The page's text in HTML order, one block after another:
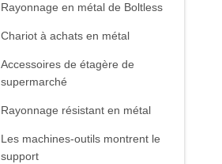
Rayonnage en métal de Boltless
Chariot à achats en métal
Accessoires de étagère de
supermarché
Rayonnage résistant en métal
Les machines-outils montrent le
support